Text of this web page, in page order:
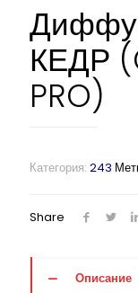
КЕДР
PRO)
Категория: 243
Share
Описание